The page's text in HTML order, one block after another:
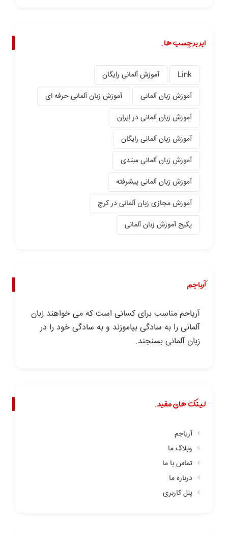
ابر برچسب ها.
Link
آموزش آلمانی رایگان
آموزش زبان آلمانی
آموزش زبان آلمانی حرفه ای
آموزش زبان آلمانی در ایران
آموزش زبان آلمانی رایگان
آموزش زبان آلمانی مبتدی
آموزش زبان آلمانی پیشرفته
آموزش مجازی زبان آلمانی در کرج
پکیج آموزش زبان آلمانی
آریاجم
آریاجم مناسب برای کسانی است که می خواهند زبان
آلمانی را به سادگی بیاموزند و به سادگی خود را در
زبان آلمانی بسنجند.
لینک های مفید.
آریاجم
وبلاگ ما
تماس با ما
درباره ما
پنل کاربری